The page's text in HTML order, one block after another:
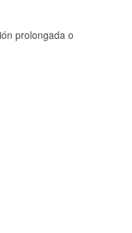
prolongada o